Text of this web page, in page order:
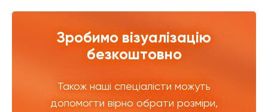
Зробимо візуалізацію
безкоштовно
Також наші спеціалісти можуть
допомогти вірно обрати розміри,